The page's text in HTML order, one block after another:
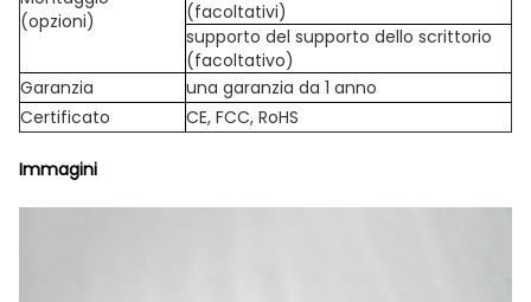
(opzioni)
(facoltativi)
supporto del supporto dello scrittorio
(facoltativo)
Garanzia
una garanzia da 1 anno
Certificato
CE, FCC, RoHS
Immagini